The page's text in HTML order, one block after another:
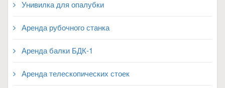
Унивилка для опалубки
Аренда рубочного станка
Аренда балки БДК-1
Аренда телескопических стоек